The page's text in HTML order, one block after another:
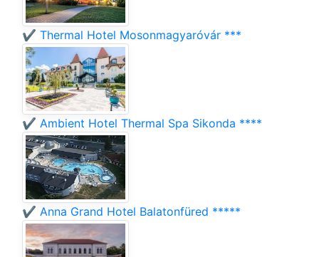
✔️ Thermal Hotel Mosonmagyaróvár ***
✔️ Ambient Hotel Thermal Spa Sikonda ****
✔️ Anna Grand Hotel Balatonfüred *****